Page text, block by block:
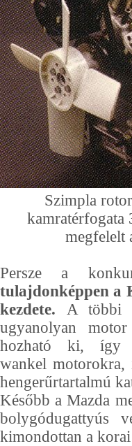
Szimpla
kamratérfogata
megfelelt
Persze a
tulajdonképpen a
kezdete. A többi
ugyanolyan
hozható ki, így
wankel
hengerűrtartalmú
Később a Mazda
bolygódugattyús
kimondottan a